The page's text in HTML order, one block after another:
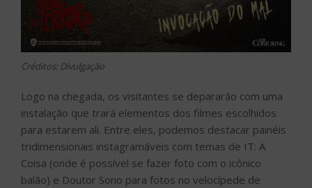
Créditos: Divulgação
Logo na chegada, os visitantes se depararão com uma
instalação que trará elementos dos filmes escolhidos
para estarem ali. Entre eles, podemos destacar painéis
tridimensionais instagramáveis com temas de IT: A
Coisa (onde é possível se fazer foto com o icônico
balão) e Doutor Sono para fotos no velocípede de